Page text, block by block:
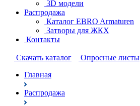
3D модели
Распродажа
Каталог EBRO Armaturen
Затворы для ЖКХ
Контакты
Cкачать каталог
Опросные листы
Главная
Распродажа